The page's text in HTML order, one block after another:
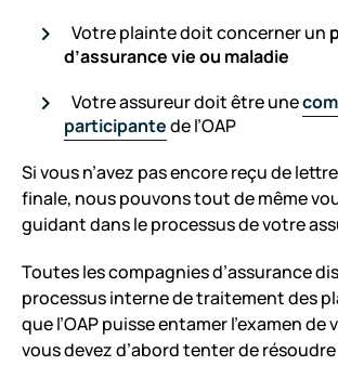
Votre plainte doit concerner un
d’assurance vie ou maladie
Votre assureur doit être une
participantede l’OAP
Si vous n’avez pas encore reçu de
finale, nous pouvons tout de même
guidant dans le processus de votre
Toutes les compagnies d’assurance
processus interne de traitement des
que l’OAP puisse entamer l’examen
vous devez d’abord tenter de